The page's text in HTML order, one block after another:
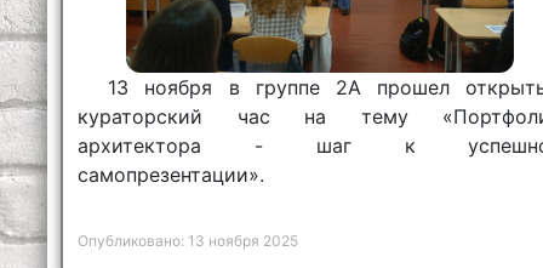
13 ноября в группе 2А прошел
кураторский час на тему
архитектора - шаг к
самопрезентации».
Опубликовано: 13 ноября 2025